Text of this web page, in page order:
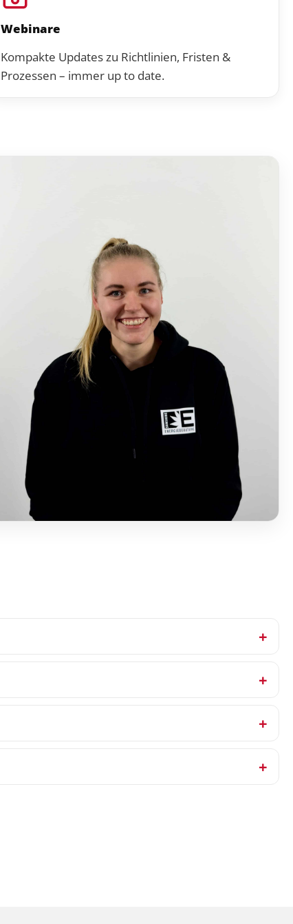
Webinare
Kompakte Updates zu Richtlinien, Fristen &
Prozessen – immer up to date.